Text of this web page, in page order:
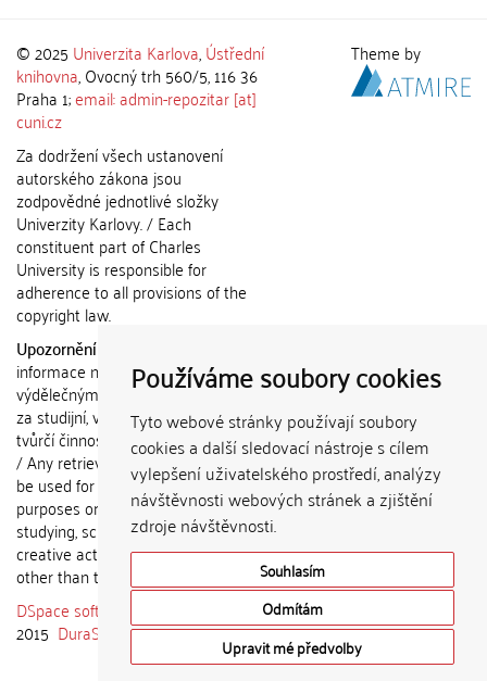
Používáme soubory cookies
Tyto webové stránky používají soubory
cookies a další sledovací nástroje s cílem
vylepšení uživatelského prostředí, analýzy
návštěvnosti webových stránek a zjištění
zdroje návštěvnosti.
Souhlasím
Odmítám
Upravit mé předvolby
© 2025 Univerzita Karlova,Ústřední
knihovna, Ovocný trh 560/5, 116 36
Praha 1;email: admin-repozitar [at]
cuni.cz
Za dodržení všech ustanovení
autorského zákona jsou
zodpovědné jednotlivé složky
Univerzity Karlovy. / Each
constituent part of Charles
University is responsible for
adherence to all provisions of the
copyright law.
Upozornění / Notice:
informace nemohou být použity k
výdělečným účelům nebo vydávány
za studijní, vědeckou nebo jinou
tvůrčí činnost jiné osoby než autora.
/ Any retrieved information shall not
be used for any commercial
purposes or claimed as results of
studying, scientific or any other
creative activities of any person
other than the author.
DSpace software
copyright © 2002-
2015 DuraSpace
Theme by